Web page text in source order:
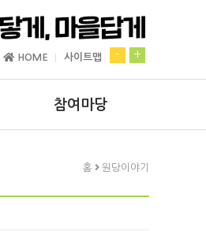
HOME 사이트맵 - +
참여마당
홈 원당이야기